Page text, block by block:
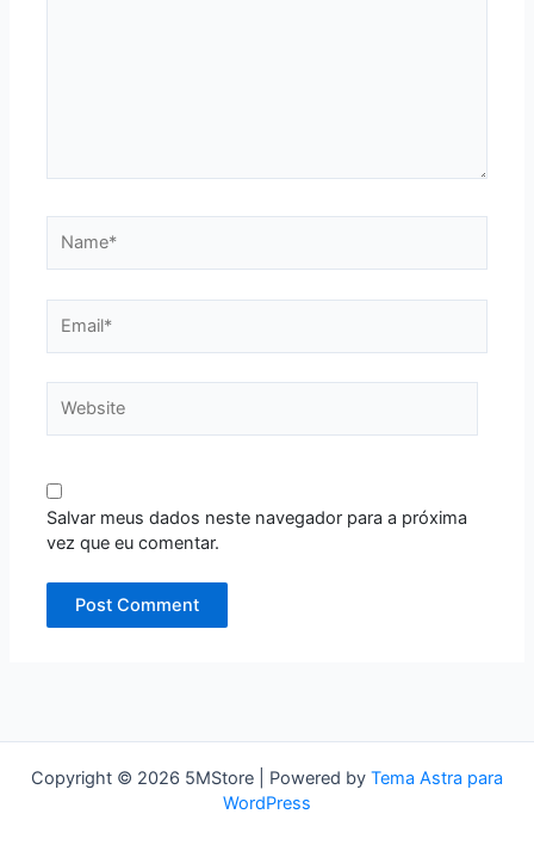
Salvar meus dados neste navegador para a próxima
vez que eu comentar.
Copyright © 2026 5MStore | Powered by Tema Astra para
WordPress